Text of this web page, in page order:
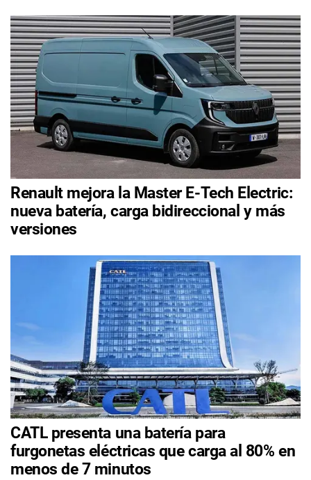
Renault mejora la Master E-Tech Electric:
nueva batería, carga bidireccional y más
versiones
CATL presenta una batería para
furgonetas eléctricas que carga al 80% en
menos de 7 minutos